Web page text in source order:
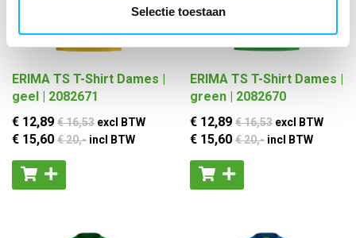
Selectie toestaan
ERIMA TS T-Shirt Dames |
geel | 2082671
€ 12,89 € 16,53 excl BTW
€ 15,60 € 20,- incl BTW
ERIMA TS T-Shirt Dames |
green | 2082670
€ 12,89 € 16,53 excl BTW
€ 15,60 € 20,- incl BTW